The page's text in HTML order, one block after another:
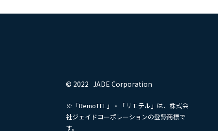
© 2022 JADE Corporation
※「RemoTEL」・「リモテル」は、株式会
社ジェイドコーポレーションの登録商標で
す。